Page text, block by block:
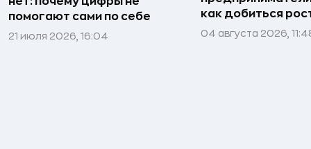
помогают сами по себе
21 июля 2026, 16:04
как добиться
04 августа 2026,